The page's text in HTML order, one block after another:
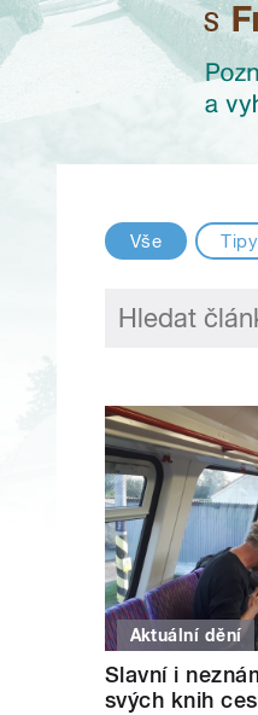
Vše
Aktuální dění
Slavní i
svých knih